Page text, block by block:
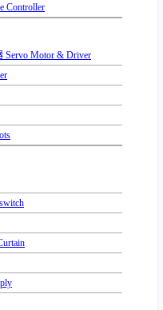
Controller
Motor & Driver